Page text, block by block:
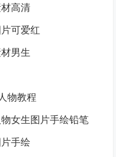
高清
可爱红
男生
物教程
女生图片手绘铅笔
手绘